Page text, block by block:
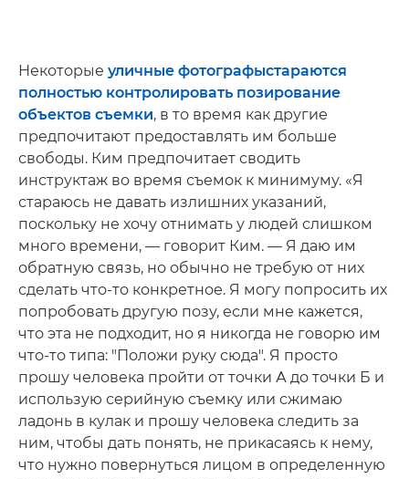
Некоторые уличные фотографыстараются
полностью контролировать позирование
объектов съемки, в то время как другие
предпочитают предоставлять им больше
свободы. Ким предпочитает сводить
инструктаж во время съемок к минимуму. «Я
стараюсь не давать излишних указаний,
поскольку не хочу отнимать у людей слишком
много времени, — говорит Ким. — Я даю им
обратную связь, но обычно не требую от них
сделать что-то конкретное. Я могу попросить их
попробовать другую позу, если мне кажется,
что эта не подходит, но я никогда не говорю им
что-то типа: "Положи руку сюда". Я просто
прошу человека пройти от точки А до точки Б и
использую серийную съемку или сжимаю
ладонь в кулак и прошу человека следить за
ним, чтобы дать понять, не прикасаясь к нему,
что нужно повернуться лицом в определенную